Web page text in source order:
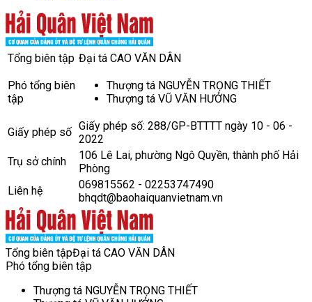
Tổng biên tập Đại tá CAO VĂN DÂN
Phó tổng biên
tập
Thượng tá NGUYỄN TRỌNG THIẾT
Thượng tá VŨ VĂN HƯỞNG
Giấy phép số Giấy phép số: 288/GP-BTTTT ngày 10 - 06 -
2022
Trụ sở chính
106 Lê Lai, phường Ngô Quyền, thành phố Hải
Phòng
Liên hệ
069815562 - 02253747490
bhqdt@baohaiquanvietnam.vn
Tổng biên tậpĐại tá CAO VĂN DÂN
Phó tổng biên tập
Thượng tá NGUYỄN TRỌNG THIẾT